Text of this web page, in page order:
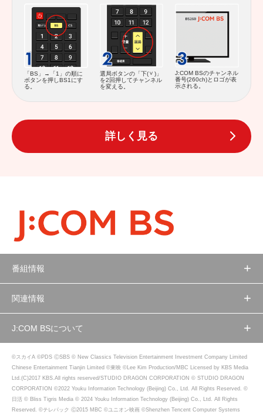
「BS」→「1」の順に
ボタンを押しBS1にす
る。
選局ボタンの「下(
)」
を2回押してチャンネル
を変える。
J:COM BSのチャンネル
番号(260ch)とロゴが表
示される。
詳しく見る
番組情報
関連情報
J:COM BSについて
©スカイA ©PDS ⒸSBS © New Classics Television Entertainment Investment Company Limited
Chinese Entertainment Tianjin Limited ©東映 ©Lee Kim Production/MBC Licensed by KBS Media
Ltd.(C)2017 KBS.All rights reserved/STUDIO DRAGON CORPORATION © STUDIO DRAGON
CORPORATION ©2022 Youku Information Technology (Beijing) Co., Ltd. All Rights Reserved. ©
日活 © Bliss Tigris Media © 2024 Youku Information Technology (Beijing) Co., Ltd. All Rights
Reserved. ©テレパック Ⓒ2015 MBC ©ユニオン映画 ©Shenzhen Tencent Computer Systems